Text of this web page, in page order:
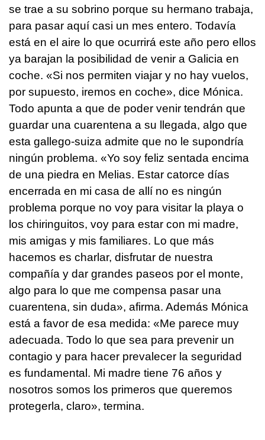
se trae a su sobrino porque su hermano trabaja,
para pasar aquí casi un mes entero. Todavía
está en el aire lo que ocurrirá este año pero ellos
ya barajan la posibilidad de venir a Galicia en
coche. «Si nos permiten viajar y no hay vuelos,
por supuesto, iremos en coche», dice Mónica.
Todo apunta a que de poder venir tendrán que
guardar una cuarentena a su llegada, algo que
esta gallego-suiza admite que no le supondría
ningún problema. «Yo soy feliz sentada encima
de una piedra en Melias. Estar catorce días
encerrada en mi casa de allí no es ningún
problema porque no voy para visitar la playa o
los chiringuitos, voy para estar con mi madre,
mis amigas y mis familiares. Lo que más
hacemos es charlar, disfrutar de nuestra
compañía y dar grandes paseos por el monte,
algo para lo que me compensa pasar una
cuarentena, sin duda», afirma. Además Mónica
está a favor de esa medida: «Me parece muy
adecuada. Todo lo que sea para prevenir un
contagio y para hacer prevalecer la seguridad
es fundamental. Mi madre tiene 76 años y
nosotros somos los primeros que queremos
protegerla, claro», termina.